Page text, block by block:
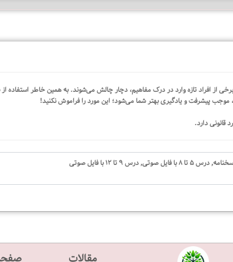
دانلود نمونه سوال تمام تستی فاینال فمیلی فرندز ۶ ویرایش...
موجب پیشرفت و یادگیری بهتر شما می‌شود؛ این مورد را فراموش نکنید!